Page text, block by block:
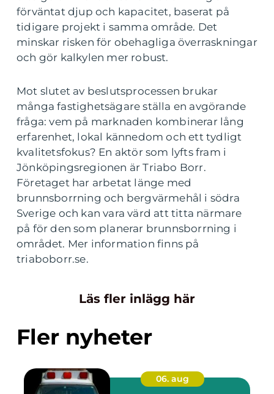
förväntat djup och kapacitet, baserat på
tidigare projekt i samma område. Det
minskar risken för obehagliga överraskningar
och gör kalkylen mer robust.
Mot slutet av beslutsprocessen brukar
många fastighetsägare ställa en avgörande
fråga: vem på marknaden kombinerar lång
erfarenhet, lokal kännedom och ett tydligt
kvalitetsfokus? En aktör som lyfts fram i
Jönköpingsregionen är Triabo Borr.
Företaget har arbetat länge med
brunnsborrning och bergvärmehål i södra
Sverige och kan vara värd att titta närmare
på för den som planerar brunnsborrning i
området. Mer information finns på
triaboborr.se.
Läs fler inlägg här
Fler nyheter
06. aug